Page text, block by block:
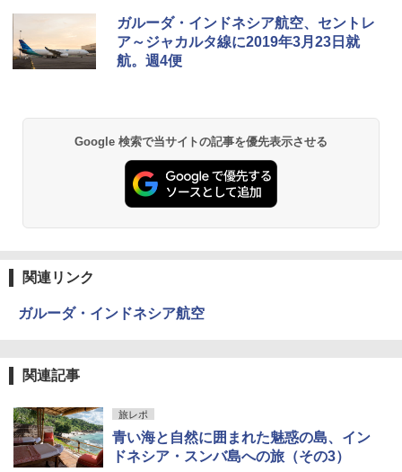
ガルーダ・インドネシア航空、セントレ
ア～ジャカルタ線に2019年3月23日就
航。週4便
Google 検索で当サイトの記事を優先表示させる
関連リンク
ガルーダ・インドネシア航空
関連記事
旅レポ
青い海と自然に囲まれた魅惑の島、イン
ドネシア・スンバ島への旅（その3）